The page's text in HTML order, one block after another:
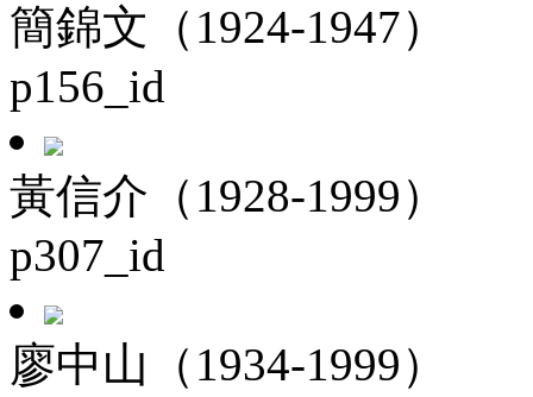
簡錦文（1924-1947）
p156_id
黃信介（1928-1999）
p307_id
廖中山（1934-1999）